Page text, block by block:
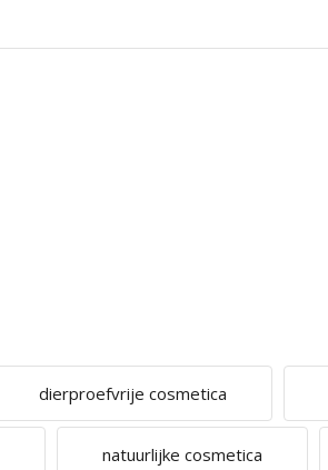
dierproefvrije cosmetica
natuurlijke cosmetica